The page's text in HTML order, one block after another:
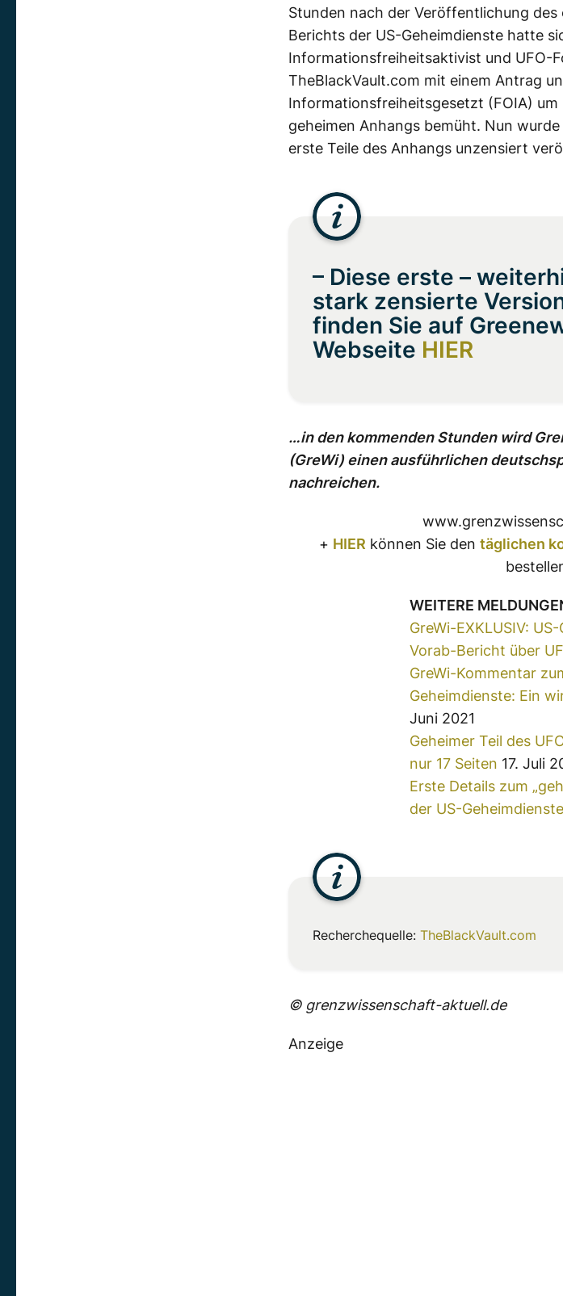
Stunden nach der Veröffentlichung
Berichts der US-Geheimdienste hatte
Informationsfreiheitsaktivist und UFO-
TheBlackVault.com mit einem Antrag
Informationsfreiheitsgesetzt (FOIA)
geheimen Anhangs bemüht. Nun
erste Teile des Anhangs unzensiert
– Diese erste –
stark zensierte
finden Sie auf
Webseite HIER
…in den kommenden Stunden wird
(GreWi) einen ausführlichen
nachreichen.
+ HIER können Sie den täglichen
WEITERE
GreWi-EXKLUSIV:
Vorab-Bericht über
GreWi-Kommentar
Geheimdienste: Ein
Juni 2021
Geheimer Teil des
nur 17 Seiten 17. Juli
Erste Details zum
der US-Geheimdienste
Recherchequelle: TheBlackVault.com
© grenzwissenschaft-aktuell.de
Anzeige